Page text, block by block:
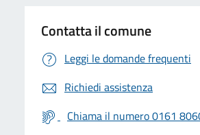
Contatta il comune
Leggi le domande frequenti
Richiedi assistenza
Chiama il numero 0161